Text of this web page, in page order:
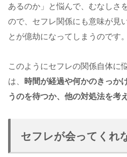
あるのか」と悩んで、むなしさ
ので、セフレ関係にも意味が見
とが億劫になってしまうのです。
このようにセフレの関係自体に
は、
時間が経過や何かのきっか
うのを待つか、他の対処法を考
セフレが会ってくれ